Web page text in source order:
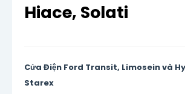
Hiace, Solati
Cửa Điện Ford Transit, Limosein và
Starex